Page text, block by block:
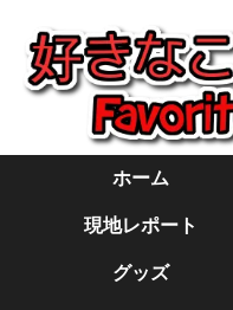
ホーム
現地レポート
グッズ